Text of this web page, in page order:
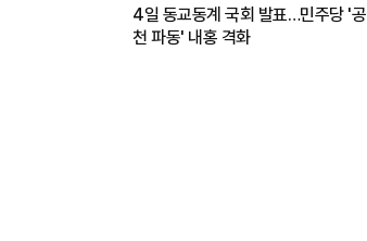
4일 동교동계 국회 발표…민주당 '공
천 파동' 내홍 격화